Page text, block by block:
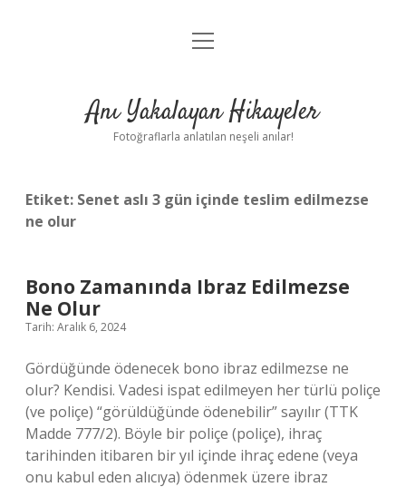
Anasayfa
Yasal Uyarı
menüyü
Anı Yakalayan Hikayeler
Fotoğraflarla anlatılan neşeli anılar!
Etiket: Senet aslı 3 gün içinde teslim edilmezse
ne olur
Bono Zamanında Ibraz Edilmezse
Ne Olur
Tarih: Aralık 6, 2024
Gördüğünde ödenecek bono ibraz edilmezse ne
olur? Kendisi. Vadesi ispat edilmeyen her türlü poliçe
(ve poliçe) “görüldüğünde ödenebilir” sayılır (TTK
Madde 777/2). Böyle bir poliçe (poliçe), ihraç
tarihinden itibaren bir yıl içinde ihraç edene (veya
onu kabul eden alıcıya) ödenmek üzere ibraz